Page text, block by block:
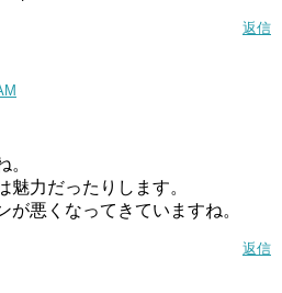
返信
。
魅力だったりします。
が悪くなってきていますね。
返信